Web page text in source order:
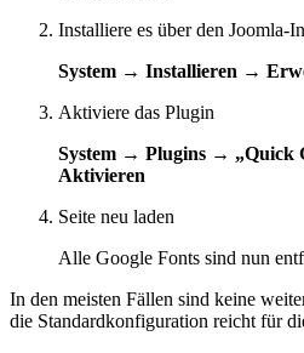
Installiere es über den Joomla-
System → Installieren →
Aktiviere das Plugin
System → Plugins → „Quick
Aktivieren
Seite neu laden
Alle Google Fonts sind nun
In den meisten Fällen sind keine
die Standardkonfiguration reicht für